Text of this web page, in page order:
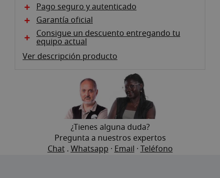
Pago seguro y autenticado
Garantía oficial
Consigue un descuento entregando tu
equipo actual
Ver descripción producto
¿Tienes alguna duda?
Pregunta a nuestros expertos
Chat.Whatsapp ·Email ·Teléfono